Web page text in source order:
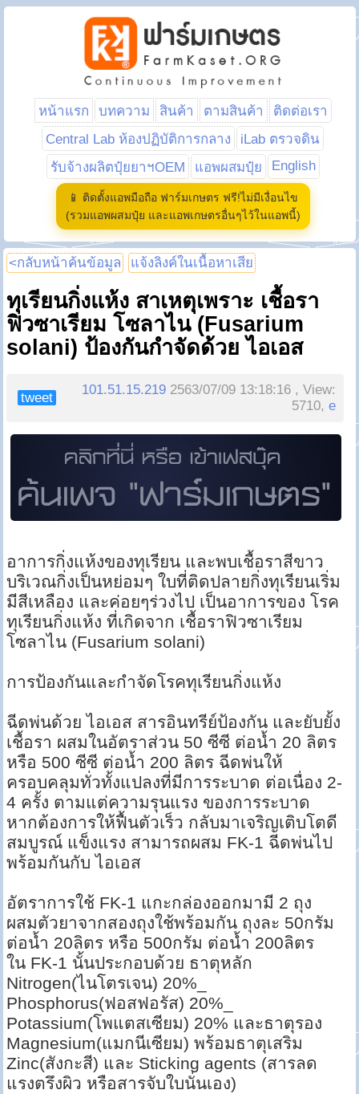
หน้าแรก บทความ สินค้า ตามสินค้า
ติดต่อเรา
Central Lab ห้องปฏิบัติการกลาง
iLab ตรวจดิน
รับจ้างผลิตปุ๋ยยาฯOEM
แอพผสมปุ๋ย English
📱 ติดตั้งแอพมือถือ ฟาร์มเกษตร ฟรี!ไม่มีเงื่อนไข
(รวมแอพผสมปุ๋ย และแอพเกษตรอื่นๆไว้ในแอพนี้)
<กลับหน้าค้นข้อมูล แจ้งลิงค์ในเนื้อหาเสีย
ทุเรียนกิ่งแห้ง สาเหตุเพราะ เชื้อรา
ฟิวซาเรียม โซลาไน (Fusarium
solani) ป้องกันกำจัดด้วย ไอเอส
tweet
101.51.15.219 2563/07/09 13:18:16 , View:
5710,e
อาการกิ่งแห้งของทุเรียน และพบเชื้อราสีขาว
บริเวณกิ่งเป็นหย่อมๆ ใบที่ติดปลายกิ่งทุเรียนเริ่ม
มีสีเหลือง และค่อยๆร่วงไป เป็นอาการของ โรค
ทุเรียนกิ่งแห้ง ที่เกิดจาก เชื้อราฟิวซาเรียม
โซลาไน (Fusarium solani)
การป้องกันและกำจัดโรคทุเรียนกิ่งแห้ง
ฉีดพ่นด้วย ไอเอส สารอินทรีย์ป้องกัน และยับยั้ง
เชื้อรา ผสมในอัตราส่วน 50 ซีซี ต่อน้ำ 20 ลิตร
หรือ 500 ซีซี ต่อน้ำ 200 ลิตร ฉีดพ่นให้
ครอบคลุมทั่วทั้งแปลงที่มีการระบาด ต่อเนื่อง 2-
4 ครั้ง ตามแต่ความรุนแรง ของการระบาด
หากต้องการให้ฟื้นตัวเร็ว กลับมาเจริญเติบโตดี
สมบูรณ์ แข็งแรง สามารถผสม FK-1 ฉีดพ่นไป
พร้อมกันกับ ไอเอส
อัตราการใช้ FK-1 แกะกล่องออกมามี 2 ถุง
ผสมตัวยาจากสองถุงใช้พร้อมกัน ถุงละ 50กรัม
ต่อน้ำ 20ลิตร หรือ 500กรัม ต่อน้ำ 200ลิตร
ใน FK-1 นั้นประกอบด้วย ธาตุหลัก
Nitrogen(ไนโตรเจน) 20%_
Phosphorus(ฟอสฟอรัส) 20%_
Potassium(โพแตสเซียม) 20% และธาตุรอง
Magnesium(แมกนีเซียม) พร้อมธาตุเสริม
Zinc(สังกะสี) และ Sticking ‎agents (สารลด
แรงตรึงผิว หรือสารจับใบนั่นเอง)